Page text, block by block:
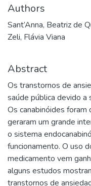
Authors
Sant’Anna, Beatriz de
Zeli, Flávia Viana
Abstract
Os transtornos de
saúde pública devido a
Os canabinóides
geraram um grande
o sistema
funcionamento. O uso
medicamento vem
alguns estudos
transtornos de